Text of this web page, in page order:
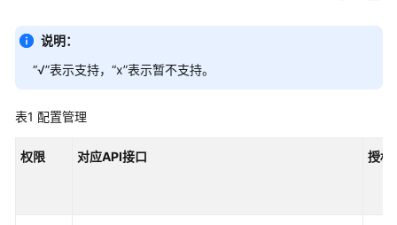
产
品
费
说明：
“√”表示支持，“x”表示暂不支持。
表1 配置管理
权限 对应API接口 授权